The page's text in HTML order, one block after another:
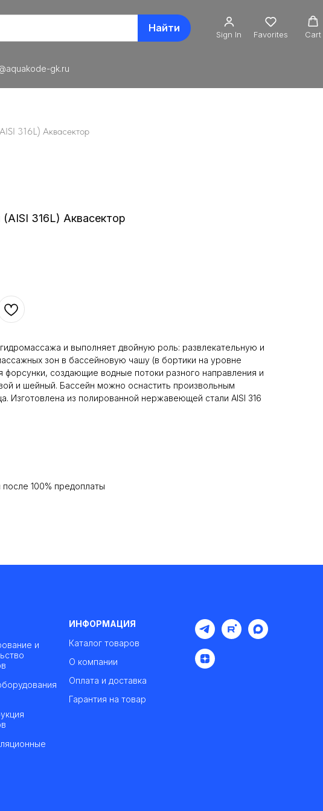
Найти
Sign In Favorites Cart
gk.ru
316L) Аквасектор
316L) Аквасектор
и выполняет двойную роль: развлекательную и
зон в бассейновую чашу (в бортики на уровне
создающие водные потоки разного направления и
и шейный. Бассейн можно оснастить произвольным
Изготовлена из полированной нержавеющей стали AISI 316
100% предоплаты
и
ИНФОРМАЦИЯ
Каталог товаров
О компании
Оплата и доставка
Гарантия на товар